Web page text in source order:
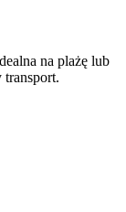
na plażę lub